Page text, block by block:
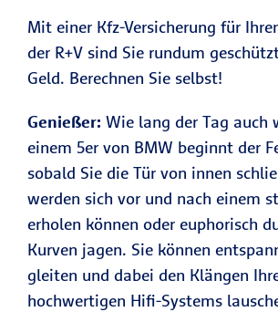
Mit einer Kfz-Versicherung für
der R+V sind Sie rundum
Geld. Berechnen Sie selbst!
Genießer: Wie lang der Tag auch
einem 5er von BMW beginnt der
sobald Sie die Tür von innen
werden sich vor und nach einem
erholen können oder euphorisch
Kurven jagen. Sie können
gleiten und dabei den Klängen
hochwertigen Hifi-Systems